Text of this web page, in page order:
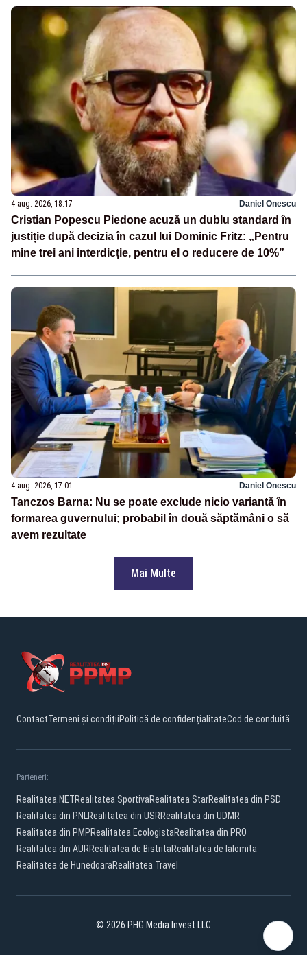
4 aug. 2026, 18:17 Daniel Onescu
Cristian Popescu Piedone acuză un dublu standard în
justiție după decizia în cazul lui Dominic Fritz: „Pentru
mine trei ani interdicție, pentru el o reducere de 10%”
4 aug. 2026, 17:01 Daniel Onescu
Tanczos Barna: Nu se poate exclude nicio variantă în
formarea guvernului; probabil în două săptămâni o să
avem rezultate
Mai Multe
ContactTermeni și condițiiPolitică de confidențialitateCod de conduită
Parteneri:
Realitatea.NETRealitatea SportivaRealitatea StarRealitatea din PSD
Realitatea din PNLRealitatea din USRRealitatea din UDMR
Realitatea din PMPRealitatea EcologistaRealitatea din PRO
Realitatea din AURRealitatea de BistritaRealitatea de Ialomita
Realitatea de HunedoaraRealitatea Travel
© 2026 PHG Media Invest LLC